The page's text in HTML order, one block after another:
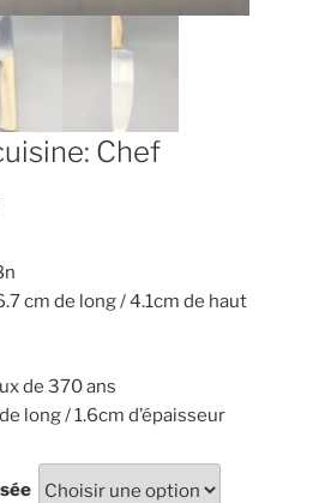
Chef
cm de long / 4.1cm de haut
de 370 ans
long / 1.6cm d’épaisseur